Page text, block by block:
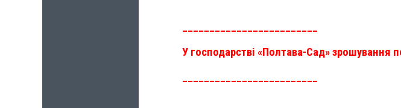
_________________________
У господарстві «Полтава-Сад» зрошування
_________________________